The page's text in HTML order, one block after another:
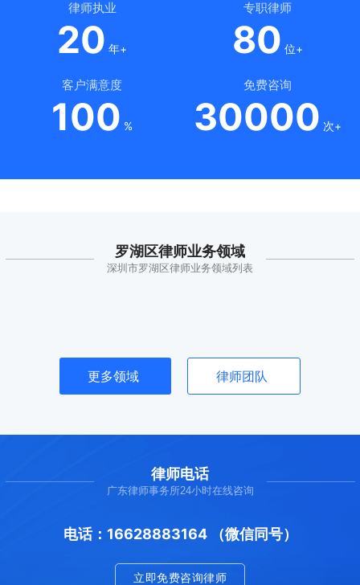
律师执业
20 年+
专职律师
80 位+
客户满意度
100 %
免费咨询
30000 次+
罗湖区律师业务领域
深圳市罗湖区律师业务领域列表
更多领域 律师团队
律师电话
广东律师事务所24小时在线咨询
电话：16628883164 （微信同号）
立即免费咨询律师